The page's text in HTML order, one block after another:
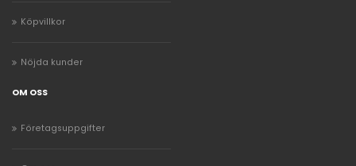
Köpvillkor
Nöjda kunder
OM OSS
Företagsuppgifter